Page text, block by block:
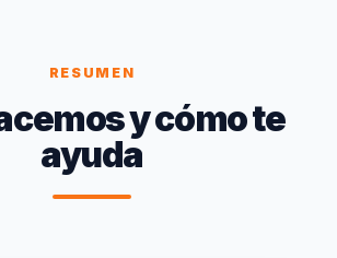
RESUMEN
y cómo te
ayuda